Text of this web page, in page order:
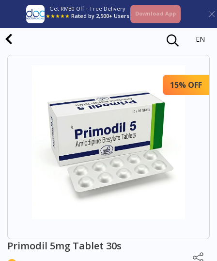
Get RM30 Off + Free Delivery
★★★★★ Rated by 2,500+ Users Download App
EN
15% OFF
Primodil 5mg Tablet 30s